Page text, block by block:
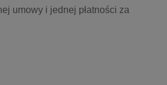
umowy i jednej płatności za